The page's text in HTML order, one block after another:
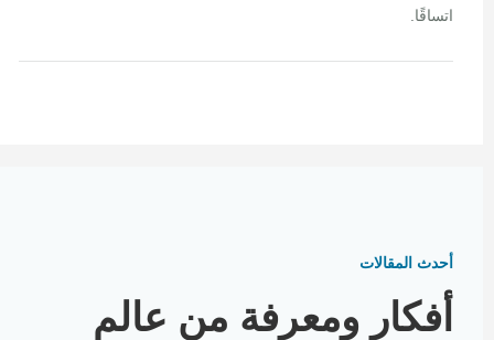
اتساقًا.
أحدث المقالات
أفكار ومعرفة من عالم